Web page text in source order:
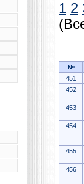
1 2
№
451
452
453
454
455
456